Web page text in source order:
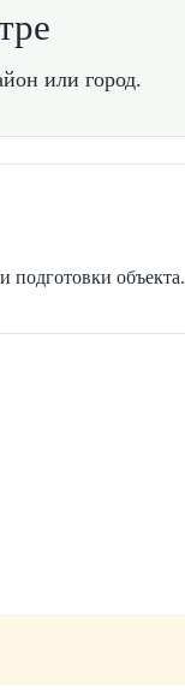
или город.
подготовки объекта.